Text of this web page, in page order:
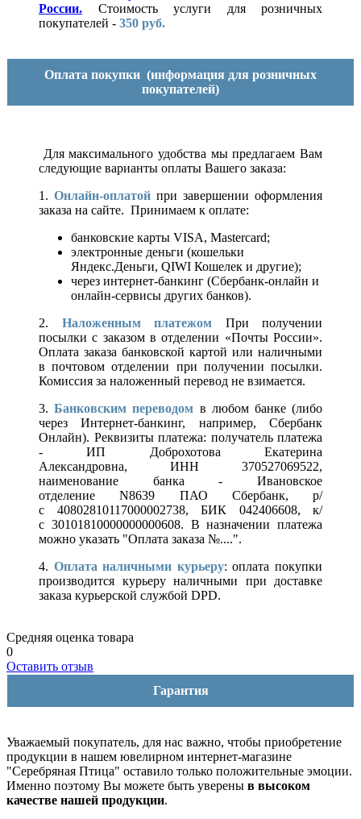
России.
Стоимость услуги для розничных
покупателей - 350 руб.
Оплата покупки (информация для розничных
покупателей)
Для максимального удобства мы предлагаем Вам
следующие варианты оплаты Вашего заказа:
1. Онлайн-оплатой при завершении оформления
заказа на сайте. Принимаем к оплате:
банковские карты VISA, Mastercard;
электронные деньги (кошельки
Яндекс.Деньги, QIWI Кошелек и другие);
через интернет-банкинг (Сбербанк-онлайн и
онлайн-сервисы других банков).
2. Наложенным платежом При получении
посылки с заказом в отделении «Почты России».
Оплата заказа банковской картой или наличными
в почтовом отделении при получении посылки.
Комиссия за наложенный перевод не взимается.
3.Банковским переводом в любом банке (либо
через Интернет-банкинг, например, Сбербанк
Онлайн). Реквизиты платежа: получатель платежа
- ИП Доброхотова Екатерина
Александровна, ИНН 370527069522,
наименование банка - Ивановское
отделение N8639 ПАО Сбербанк, р/
с 40802810117000002738, БИК 042406608, к/
с 30101810000000000608. В назначении платежа
можно указать "Оплата заказа №....".
4. Оплата наличными курьеру: оплата покупки
производится курьеру наличными при доставке
заказа курьерской службой DPD.
Средняя оценка товара
0
Оставить отзыв
Гарантия
Уважаемый покупатель, для нас важно, чтобы приобретение
продукции в нашем ювелирном интернет-магазине
"Серебряная Птица" оставило только положительные эмоции.
Именно поэтому Вы можете быть уверены в высоком
качестве нашей продукции.